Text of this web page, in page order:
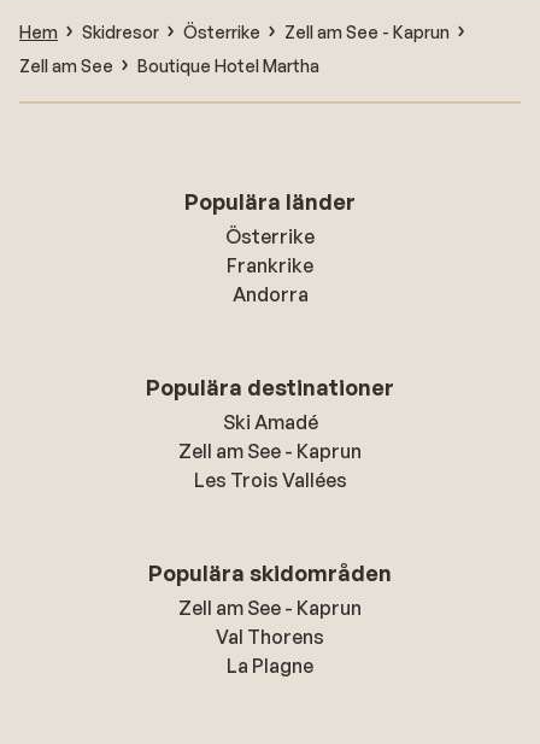
Hem Skidresor Österrike
Zell am See - Kaprun
Zell am See
Boutique Hotel Martha
Populära länder
Österrike
Frankrike
Andorra
Populära destinationer
Ski Amadé
Zell am See - Kaprun
Les Trois Vallées
Populära skidområden
Zell am See - Kaprun
Val Thorens
La Plagne